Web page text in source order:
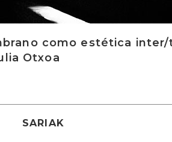
como estética
Otxoa
SARIAK